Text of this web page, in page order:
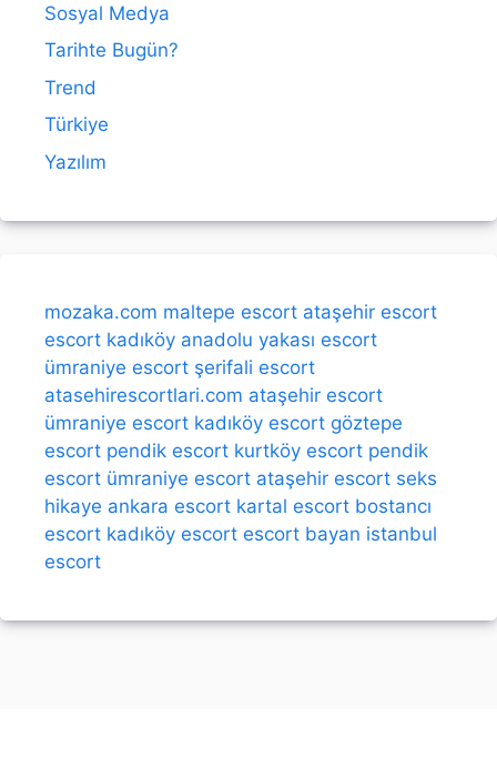
Sosyal Medya
Tarihte Bugün?
Trend
Türkiye
Yazılım
mozaka.com maltepe escort ataşehir escort
escort kadıköy anadolu yakası escort
ümraniye escort şerifali escort
atasehirescortlari.com ataşehir escort
ümraniye escort kadıköy escort göztepe
escort pendik escort kurtköy escort pendik
escort ümraniye escort ataşehir escort seks
hikaye ankara escort kartal escort bostancı
escort kadıköy escort escort bayan istanbul
escort